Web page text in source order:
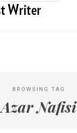
BROWSING TAG
Azar Nafisi